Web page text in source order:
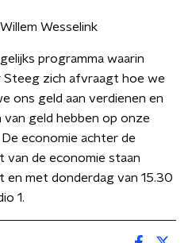
Wesselink
programma waarin
zich afvraagt hoe we
ons geld aan verdienen en
geld hebben op onze
economie achter de
van de economie staan
en met donderdag van 15.30
1.